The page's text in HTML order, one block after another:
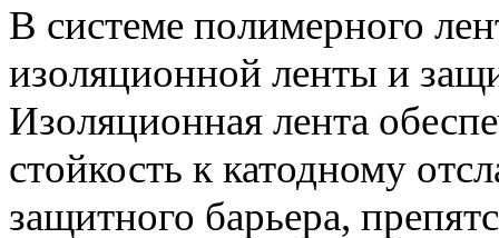
В системе полимерного
изоляционной ленты и
Изоляционная лента
стойкость к катодному
защитного барьера,